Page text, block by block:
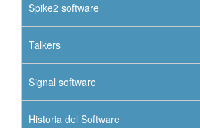
Spike2 software
Talkers
Signal software
Historia del Software